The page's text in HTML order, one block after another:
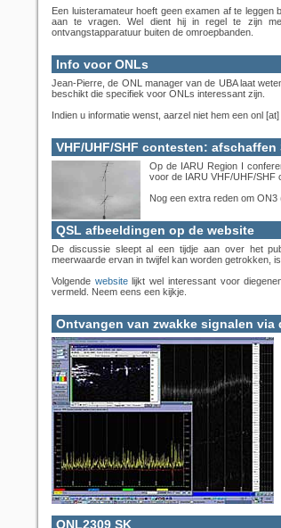
Een luisteramateur hoeft geen examen af te
aan te vragen. Wel dient hij in regel te zijn
ontvangstapparatuur buiten de omroepbanden.
Info voor ONLs
Jean-Pierre, de ONL manager van de UBA laat
beschikt die specifiek voor ONLs interessant zijn.
Indien u informatie wenst, aarzel niet hem een onl [at]
VHF/UHF/SHF contesten: afschaffen
Op de IARU Region I
voor de IARU VHF/UHF/SHF
Nog een extra reden om ON3
QSL afbeeldingen op de website
De discussie sleept al een tijdje aan over het
meerwaarde ervan in twijfel kan worden getrokken,
Volgende websitelijkt wel interessant voor
vermeld. Neem eens een kijkje.
Ontvangen van zwakke signalen via
ONL2309 SK